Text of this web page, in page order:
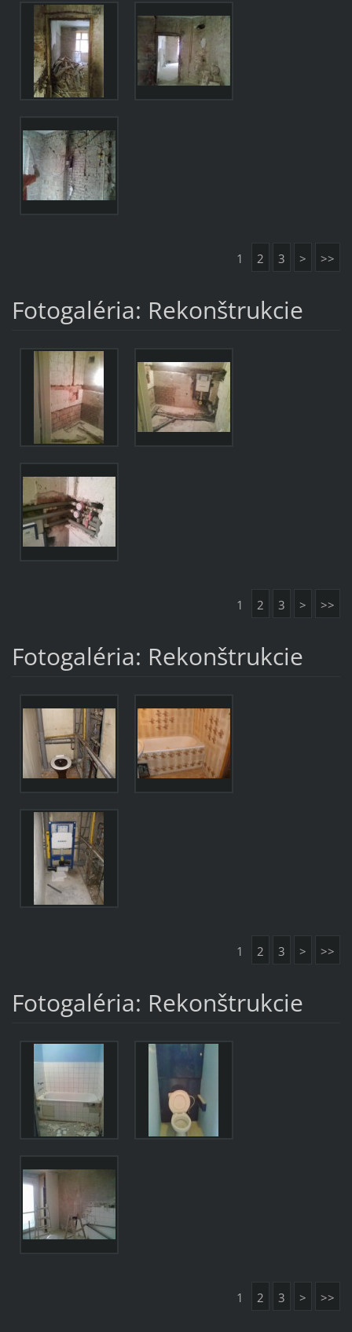
1 2 3 > >>
Fotogaléria: Rekonštrukcie
1 2 3 > >>
Fotogaléria: Rekonštrukcie
1 2 3 > >>
Fotogaléria: Rekonštrukcie
1 2 3 > >>